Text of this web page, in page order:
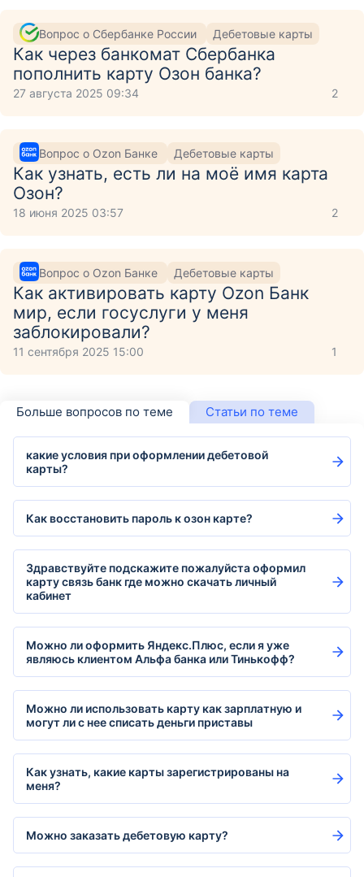
Вопрос о Сбербанке России Дебетовые карты
Как через банкомат Сбербанка
пополнить карту Озон банка?
27 августа 2025 09:34 2
Вопрос о Ozon Банке Дебетовые карты
Как узнать, есть ли на моё имя карта
Озон?
18 июня 2025 03:57 2
Вопрос о Ozon Банке Дебетовые карты
Как активировать карту Ozon Банк
мир, если госуслуги у меня
заблокировали?
11 сентября 2025 15:00 1
Больше вопросов по теме Статьи по теме
какие условия при оформлении дебетовой
карты?
Как восстановить пароль к озон карте?
Здравствуйте подскажите пожалуйста оформил
карту связь банк где можно скачать личный
кабинет
Можно ли оформить Яндекс.Плюс, если я уже
являюсь клиентом Альфа банка или Тинькофф?
Можно ли использовать карту как зарплатную и
могут ли с нее списать деньги приставы
Как узнать, какие карты зарегистрированы на
меня?
Можно заказать дебетовую карту?